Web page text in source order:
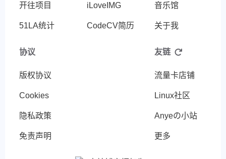
开往项目
51LA统计
iLoveIMG
CodeCV简历
音乐馆
关于我
协议
版权协议
Cookies
隐私政策
免责声明
友链
流量卡店铺
Linux社区
Anyeの小站
更多